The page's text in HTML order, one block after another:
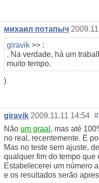
михаил потапыч
giravik >> :
. Na verdade, há um
muito tempo.
)
giravik 2009.11.11 14:54
Não um graal , mas até
no real, recentemente. É
Mas no teste sem ajuste,
qualquer fim do tempo que
Estabelecerei um número
e os resultados serão